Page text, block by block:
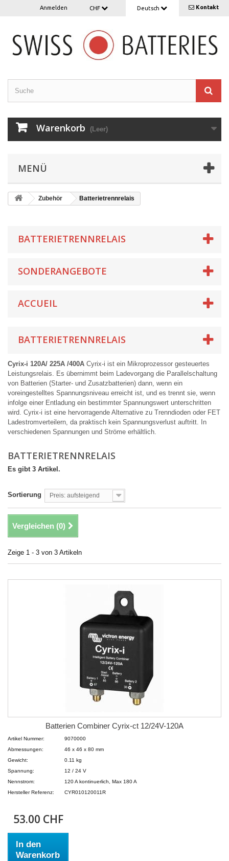
Kontakt
Deutsch
CHF
Anmelden
Warenkorb (Leer)
MENÜ
Zubehör Batterietrennrelais
BATTERIETRENNRELAIS
SONDERANGEBOTE
ACCUEIL
BATTERIETRENNRELAIS
Cyrix-i 120A/ 225A /400A Cyrix-i ist ein Mikroprozessor gesteuertes
Leistungsrelais. Es übernimmt beim Ladevorgang die Parallelschaltung
von Batterien (Starter- und Zusatzbatterien) dann, wenn ein
voreingestelltes Spannungsniveau erreicht ist, und es trennt sie, wenn
infolge einer Entladung ein bestimmter Spannungswert unterschritten
wird. Cyrix-i ist eine hervorragende Alternative zu Trenndioden oder FET
Ladestromverteilern, da praktisch kein Spannungsverlust auftritt. In
verschiedenen Spannungen und Ströme erhältlich.
BATTERIETRENNRELAIS
Es gibt 3 Artikel.
Sortierung Preis: aufsteigend
Vergleichen (0)
Zeige 1 - 3 von 3 Artikeln
Batterien Combiner Cyrix-ct 12/24V-120A
Artikel Nummer:
9070000
Abmessungen:
46 x 46 x 80 mm
Gewicht:
0.11 kg
Spannung:
12 / 24 V
Nennstrom:
120 A kontinuerlich, Max 180 A
Hersteller Referenz:
CYR010120011R
53.00 CHF
In den
Warenkorb